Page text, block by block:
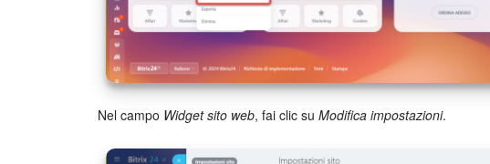
Nel campo Widget sito web, fai clic su Modifica impostazioni.